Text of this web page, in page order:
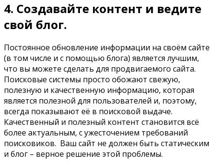
4. Создавайте контент и ведите
свой блог.
Постоянное обновление информации на своём сайте
(в том числе и с помощью блога) является лучшим,
что вы можете сделать для продвигаемого сайта.
Поисковые системы просто обожают свежую,
полезную и качественную информацию, которая
является полезной для пользователей и, поэтому,
всегда показывают её в поисковой выдаче.
Качественный и полезный контент становится всё
более актуальным, с ужесточением требований
поисковиков. Ваш сайт не должен быть статическим
и блог – верное решение этой проблемы.